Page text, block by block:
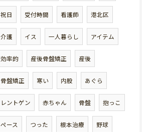
祝日 受付時間 看護師 港北区
介護 イス 一人暮らし アイテム
効率的 産後骨盤矯正 産後
骨盤矯正 寒い 内股 あぐら
レントゲン 赤ちゃん 骨盤 抱っこ
ペース つった 根本治療 野球